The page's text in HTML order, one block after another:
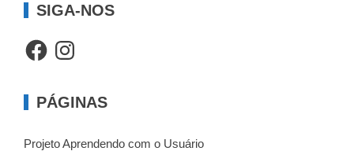
SIGA-NOS
FacebookInstagram
PÁGINAS
Projeto Aprendendo com o Usuário